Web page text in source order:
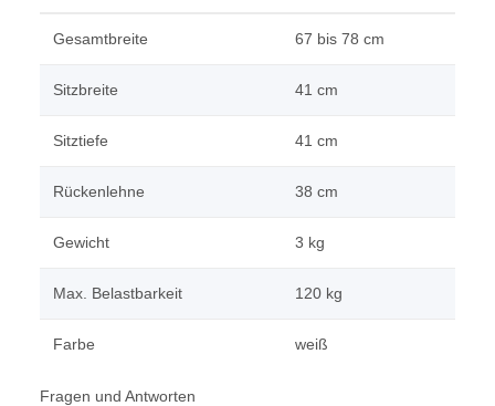
Gesamtbreite 67 bis 78 cm
Sitzbreite 41 cm
Sitztiefe 41 cm
Rückenlehne 38 cm
Gewicht 3 kg
Max. Belastbarkeit 120 kg
Farbe weiß
Fragen und Antworten